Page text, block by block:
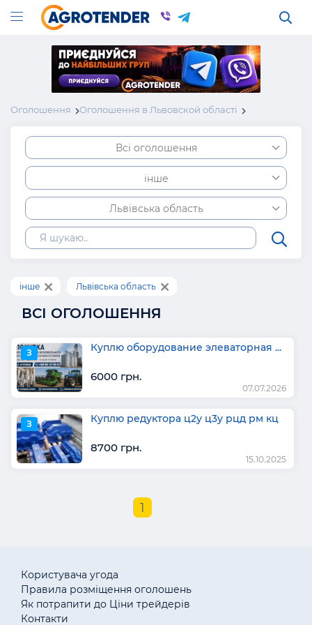
Оголошення Оголошення в Львовской області
Всі оголошення
інше
Львівська область
інше Львівська область
ВСІ ОГОЛОШЕННЯ
З Куплю оборудование элеваторная ...
6000 грн.
07.07.2026
З Куплю редуктора ц2у ц3у рцд рм кц
8700 грн.
15.10.2025
1
Користувача угода
Правила розміщення оголошень
Як потрапити до Ціни трейдерів
Контакти